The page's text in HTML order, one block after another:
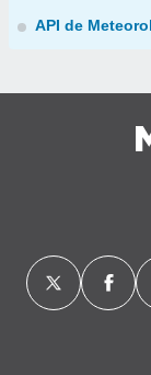
API de